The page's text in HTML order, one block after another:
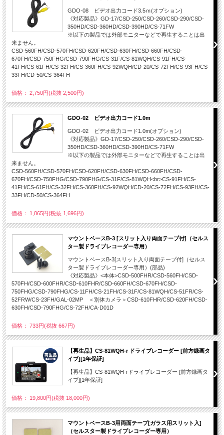
GDO-08 ビデオ出力コード3.5ｍ(オプション)
《対応製品》GD-17/CSD-250/CSD-260/CSD-290/CSD-
350HD/CSD-360HD/CSD-390HD/CS-71FW
※以下の製品では外部モニターなどで再生することは出
来ません。
CSD-560FH/CSD-570FH/CSD-620FH/CSD-630FH/CSD-660FH/CSD-
670FH/CSD-750FHG/CSD-790FHG/CS-31F/CS-81WQH/CS-91FH/CS-
41FH/CS-61FH/CS-32FH/CS-360FH/CS-92WQH/CD-20/CS-72FH/CS-93FH/CS-
33FH/CD-50/CS-364FH
価格： 2,750円(税抜 2,500円)
GDO-02 ビデオ出力コード1.0m
GDO-02 ビデオ出力コード1.0m(オプション)
《対応製品》GD-17/CSD-250/CSD-260/CSD-290/CSD-
350HD/CSD-360HD/CSD-390HD/CS-71FW
※以下の製品では外部モニターなどで再生することは出
来ません。
CSD-560FH/CSD-570FH/CSD-620FH/CSD-630FH/CSD-660FH/CSD-
670FH/CSD-750FHG/CSD-790FHG/CS-31F/CS-81WQH<br>CS-91FH/CS-
41FH/CS-61FH/CS-32FH/CS-360FH/CS-92WQH/CD-20/CS-72FH/CS-93FH/CS-
33FH/CD-50/CS-364FH
価格： 1,865円(税抜 1,696円)
マウントベースB-3 [スリット入り両面テープ付]（セルス
ター製ドライブレコーダー専用）
マウントベースB-3[スリット入り両面テープ付]（セルス
ター製ドライブレコーダー専用）(部品)
《対応製品》<本体>CSD-500FHR/CSD-560FH/CSD-
570FH/CSD-600FHR/CSD-610FHR/CSD-660FH/CSD-670FH/CSD-
750FHG/CSD-790FHG/CS-11FH/CS-21FH/CS-31F/CS-81WQH/CS-51FR/CS-
52FRW/CS-23FH/GAL-02MP ＜別体カメラ＞CSD-610FHR/CSD-620FH/CSD-
630FH/CSD-790FHG/CS-72FH/CA-D01D
価格： 733円(税抜 667円)
【再生品】CS-81WQH-r ドライブレコーダー [前方録画タ
イプ][1年保証]
【再生品】CS-81WQH-rドライブレコーダー [前方録画タ
イプ][1年保証]
価格： 19,800円(税抜 18,000円)
マウントベースB-3用両面テープ[ガラス用スリット入]
（セルスター製ドライブレコーダー専用）